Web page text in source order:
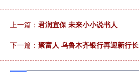
上一篇： 君润宜保 未来小小说书人
下一篇： 聚富人 乌鲁木齐银行再迎新行长